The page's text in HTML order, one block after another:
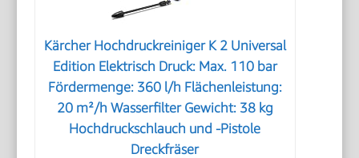
Kärcher Hochdruckreiniger K 2 Universal
Edition Elektrisch Druck: Max. 110 bar
Fördermenge: 360 l/h Flächenleistung:
20 m²/h Wasserfilter Gewicht: 38 kg
Hochdruckschlauch und -Pistole
Dreckfräser